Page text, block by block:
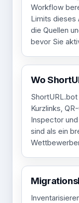
Workflow
Limits dieses
die Quellen
bevor Sie
Wo
Kurzlinks,
Inspector
sind als ein